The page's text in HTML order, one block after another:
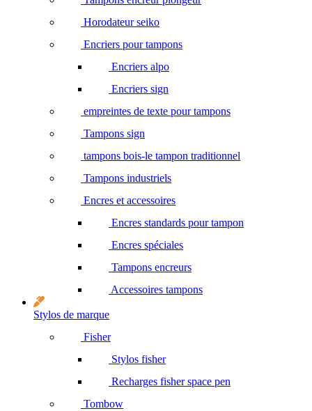
Horodateur seiko
Encriers pour tampons
Encriers alpo
Encriers sign
empreintes de texte pour tampons
Tampons sign
tampons bois-le tampon traditionnel
Tampons industriels
Encres et accessoires
Encres standards pour tampon
Encres spéciales
Tampons encreurs
Accessoires tampons
Stylos de marque
Fisher
Stylos fisher
Recharges fisher space pen
Tombow